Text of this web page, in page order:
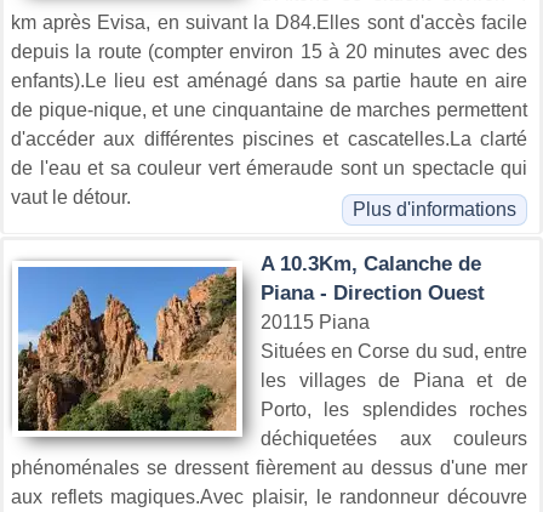
km après Evisa, en suivant la D84.Elles sont d'accès facile
depuis la route (compter environ 15 à 20 minutes avec des
enfants).Le lieu est aménagé dans sa partie haute en aire
de pique-nique, et une cinquantaine de marches permettent
d'accéder aux différentes piscines et cascatelles.La clarté
de l'eau et sa couleur vert émeraude sont un spectacle qui
vaut le détour.
Plus d'informations
A 10.3Km, Calanche de
Piana - Direction Ouest
20115 Piana
Situées en Corse du sud, entre
les villages de Piana et de
Porto, les splendides roches
déchiquetées aux couleurs
phénoménales se dressent fièrement au dessus d'une mer
aux reflets magiques.Avec plaisir, le randonneur découvre